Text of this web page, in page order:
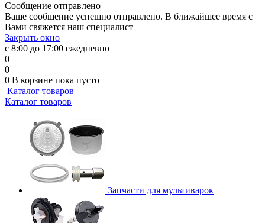
Сообщение отправлено
Ваше сообщение успешно отправлено. В ближайшее время с
Вами свяжется наш специалист
Закрыть окно
с 8:00 до 17:00 ежедневно
0
0
0 В корзине пока пусто
Каталог товаров
Каталог товаров
Запчасти для мультиварок